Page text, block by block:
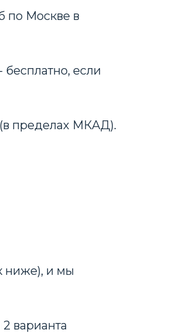
по Москве в
если
(в пределах МКАД).
ниже), и мы
варианта